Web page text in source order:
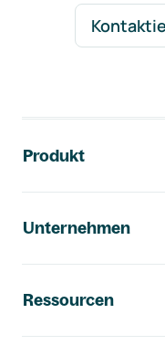
Produkt
Unternehmen
Ressourcen